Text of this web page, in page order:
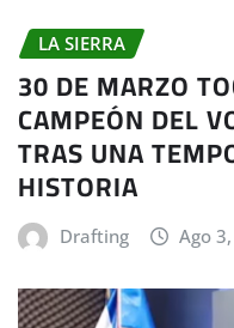
LA SIERRA
30 DE MARZO
CAMPEÓN DEL
TRAS UNA
HISTORIA
Drafting Ago